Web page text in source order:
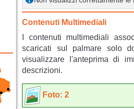
Contenuti Multimediali
I contenuti multimediali
scaricati sul palmare solo
visualizzare l'anteprima di
descrizioni.
Foto: 2